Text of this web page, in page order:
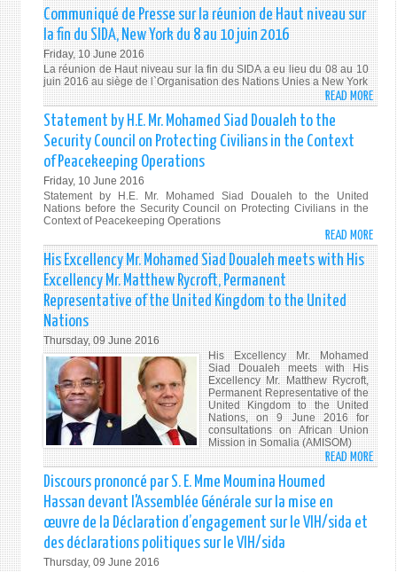
DE
SUR
LE
HAUT
DANS
LES
DE
DE
LA
PAIX
(10
JUIN
Communiqué de Presse sur la réunion de Haut niveau sur
la fin du SIDA, New York du 8 au 10 juin 2016
Friday, 10 June 2016
La réunion de Haut niveau sur la fin du SIDA a eu lieu du 08 au 10
juin 2016 au siège de l`Organisation des Nations Unies a New York
READ MORE
HAUT
SUR
LA
FIN
DU
SIDA,
NEW
YORK
DU
8
AU
10
JUIN
2016
Statement by H.E. Mr. Mohamed Siad Doualeh to the
Security Council on Protecting Civilians in the Context
of Peacekeeping Operations
Friday, 10 June 2016
Statement by H.E. Mr. Mohamed Siad Doualeh to the United
Nations before the Security Council on Protecting Civilians in the
Context of Peacekeeping Operations
READ MORE
BY
H.E.
MR.
SIAD
TO
THE
ON
His Excellency Mr. Mohamed Siad Doualeh meets with His
Excellency Mr. Matthew Rycroft, Permanent
Representative of the United Kingdom to the United
Nations
Thursday, 09 June 2016
His Excellency Mr. Mohamed
Siad Doualeh meets with His
Excellency Mr. Matthew Rycroft,
Permanent Representative of the
United Kingdom to the United
Nations, on 9 June 2016 for
consultations on African Union
Mission in Somalia (AMISOM)
READ MORE
Discours prononcé par S. E. Mme Moumina Houmed
Hassan devant l'Assemblée Générale sur la mise en
œuvre de la Déclaration d’engagement sur le VIH/sida et
des déclarations politiques sur le VIH/sida
Thursday, 09 June 2016